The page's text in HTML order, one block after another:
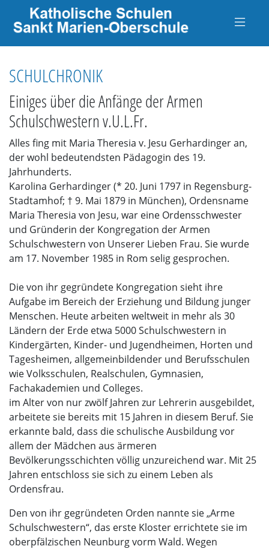
SCHULCHRONIK
Einiges über die Anfänge der Armen
Schulschwestern v.U.L.Fr.
Alles fing mit Maria Theresia v. Jesu Gerhardinger an,
der wohl bedeutendsten Pädagogin des 19.
Jahrhunderts.
Karolina Gerhardinger (* 20. Juni 1797 in Regensburg-
Stadtamhof; † 9. Mai 1879 in München), Ordensname
Maria Theresia von Jesu, war eine Ordensschwester
und Gründerin der Kongregation der Armen
Schulschwestern von Unserer Lieben Frau. Sie wurde
am 17. November 1985 in Rom selig gesprochen.
Die von ihr gegründete Kongregation sieht ihre
Aufgabe im Bereich der Erziehung und Bildung junger
Menschen. Heute arbeiten weltweit in mehr als 30
Ländern der Erde etwa 5000 Schulschwestern in
Kindergärten, Kinder- und Jugendheimen, Horten und
Tagesheimen, allgemeinbildender und Berufsschulen
wie Volksschulen, Realschulen, Gymnasien,
Fachakademien und Colleges.
im Alter von nur zwölf Jahren zur Lehrerin ausgebildet,
arbeitete sie bereits mit 15 Jahren in diesem Beruf. Sie
erkannte bald, dass die schulische Ausbildung vor
allem der Mädchen aus ärmeren
Bevölkerungsschichten völlig unzureichend war. Mit 25
Jahren entschloss sie sich zu einem Leben als
Ordensfrau.
Den von ihr gegründeten Orden nannte sie „Arme
Schulschwestern“, das erste Kloster errichtete sie im
oberpfälzischen Neunburg vorm Wald. Wegen